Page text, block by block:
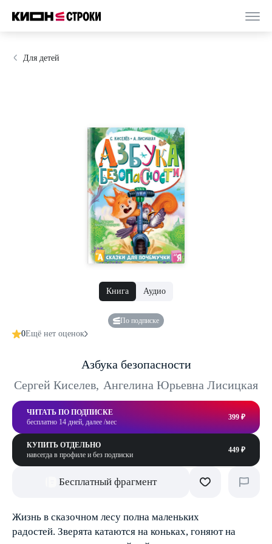
Для детей
Книга Аудио
По подписке
0Ещё нет оценок
Азбука безопасности
Сергей Киселев, Ангелина Юрьевна Лисицкая
ЧИТАТЬ ПО ПОДПИСКЕ
бесплатно 14 дней, далее /мес
399 ₽
КУПИТЬ ОТДЕЛЬНО
навсегда в профиле и без подписки
449 ₽
Бесплатный фрагмент
Жизнь в сказочном лесу полна маленьких
радостей. Зверята катаются на коньках, гоняют на